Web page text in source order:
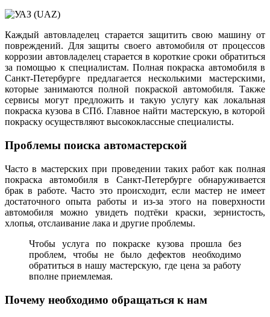
Каждый автовладелец старается защитить свою машину от
повреждений. Для защиты своего автомобиля от процессов
коррозии автовладелец старается в короткие сроки обратиться
за помощью к специалистам. Полная покраска автомобиля в
Санкт-Петербурге предлагается несколькими мастерскими,
которые занимаются полной покраской автомобиля. Также
сервисы могут предложить и такую услугу как локальная
покраска кузова в СПб. Главное найти мастерскую, в которой
покраску осуществляют высококлассные специалисты.
Проблемы поиска автомастерской
Часто в мастерских при проведении таких работ как полная
покраска автомобиля в Санкт-Петербурге обнаруживается
брак в работе. Часто это происходит, если мастер не имеет
достаточного опыта работы и из-за этого на поверхности
автомобиля можно увидеть подтёки краски, зернистость,
хлопья, отслаивание лака и другие проблемы.
Чтобы услуга по покраске кузова прошла без
проблем, чтобы не было дефектов необходимо
обратиться в нашу мастерскую, где цена за работу
вполне приемлемая.
Почему необходимо обращаться к нам